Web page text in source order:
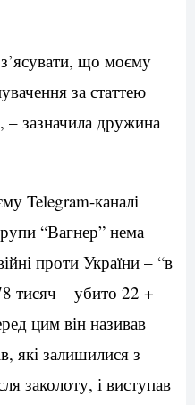
що моєму
за статтею
зазначила дружина
Telegram-каналі
“Вагнер” нема
проти України – “в
тисяч – убито 22 +
цим він називав
які залишилися з
заколоту, і виступав